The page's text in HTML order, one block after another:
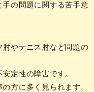
の問題に関する苦手意
やテニス肘など問題の
定性の障害です。
方に多く見られます。